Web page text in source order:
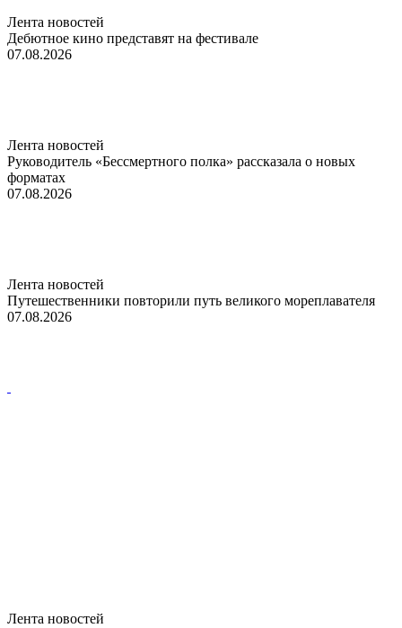
Лента новостей
Дебютное кино представят на фестивале
07.08.2026
Лента новостей
Руководитель «Бессмертного полка» рассказала о новых
форматах
07.08.2026
Лента новостей
Путешественники повторили путь великого мореплавателя
07.08.2026
Лента новостей